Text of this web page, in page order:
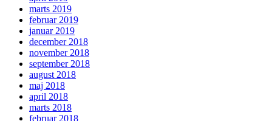
marts 2019
februar 2019
januar 2019
december 2018
november 2018
september 2018
august 2018
maj 2018
april 2018
marts 2018
februar 2018